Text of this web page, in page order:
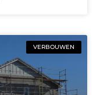
VERBOUWEN